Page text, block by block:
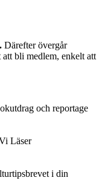
Därefter övergår
bli medlem, enkelt att
och reportage
Läser
i din